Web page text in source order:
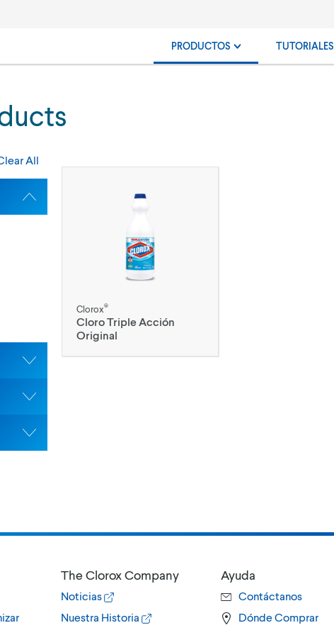
PRODUCTOS TUTORIALES
All
Clorox®
Cloro Triple Acción
Original
The Clorox Company
Noticias
Nuestra Historia
Ayuda
Contáctanos
Dónde Comprar